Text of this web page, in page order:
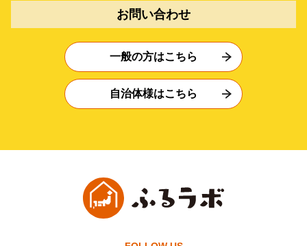
お問い合わせ
一般の方はこちら
自治体様はこちら